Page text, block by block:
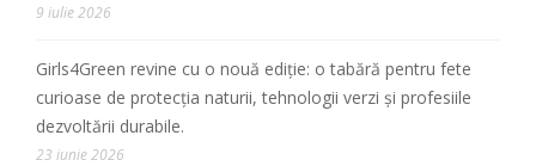
9 iulie 2026
Girls4Green revine cu o nouă ediție: o tabără pentru fete
curioase de protecția naturii, tehnologii verzi și profesiile
dezvoltării durabile.
23 iunie 2026